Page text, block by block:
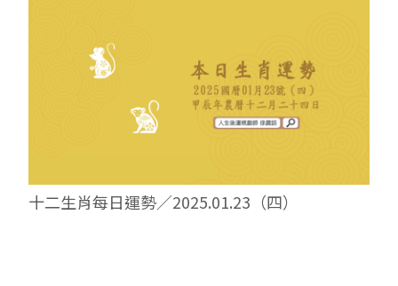
十二生肖每日運勢／2025.01.23（四）